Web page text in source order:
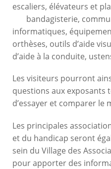
escaliers, élévateurs et
bandagisterie,
informatiques,
orthèses, outils d’aide
d’aide à la conduite,
Les visiteurs pourront
questions aux exposants
d’essayer et comparer le
Les principales
et du handicap seront
sein du Village des
pour apporter des